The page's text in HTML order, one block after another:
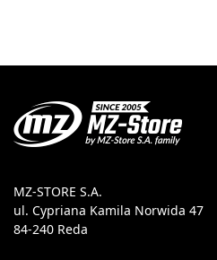
MZ-STORE S.A.
ul. Cypriana Kamila Norwida 47
84-240 Reda